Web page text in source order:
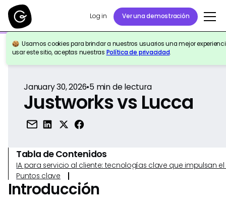
Log in Ver una demostración
Usamos cookies para brindar a nuestros usuarios una mejor
usar este sitio, aceptas nuestras Política de privacidad.
Volver a la Referencia
January 30, 2026•5min de lectura
Justworks vs Lucca
Tabla de Contenidos
IA para servicio al cliente: tecnologías clave que impulsan
Puntos clave
Introducción